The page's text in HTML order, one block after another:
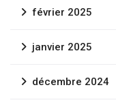
février 2025
janvier 2025
décembre 2024